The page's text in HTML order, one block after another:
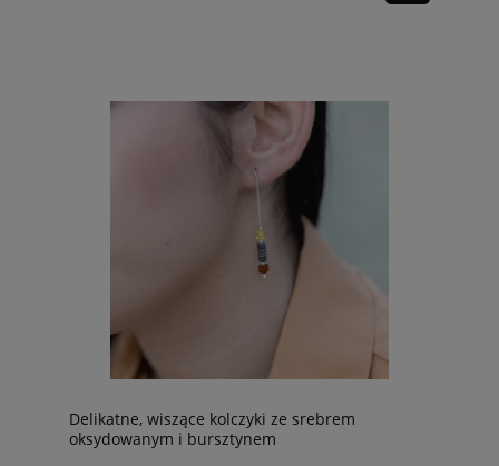
Delikatne, wiszące kolczyki ze srebrem
oksydowanym i bursztynem